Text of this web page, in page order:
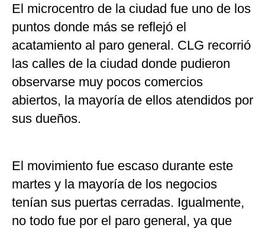
El microcentro de la ciudad fue uno de los
puntos donde más se reflejó el
acatamiento al paro general. CLG recorrió
las calles de la ciudad donde pudieron
observarse muy pocos comercios
abiertos, la mayoría de ellos atendidos por
sus dueños.
El movimiento fue escaso durante este
martes y la mayoría de los negocios
tenían sus puertas cerradas. Igualmente,
no todo fue por el paro general, ya que